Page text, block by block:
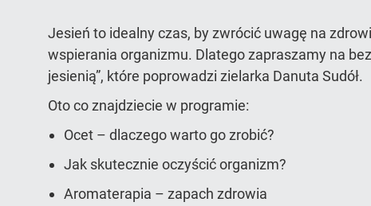
Jesień to idealny czas, by zwrócić uwagę na
wspierania organizmu. Dlatego zapraszamy na
jesienią”, które poprowadzi zielarka Danuta Sudół.
Oto co znajdziecie w programie:
Ocet – dlaczego warto go zrobić?
Jak skutecznie oczyścić organizm?
Aromaterapia – zapach zdrowia